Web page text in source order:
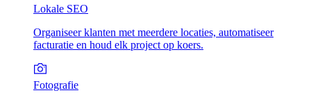
Lokale SEO
Organiseer klanten met meerdere locaties, automatiseer
facturatie en houd elk project op koers.
Fotografie